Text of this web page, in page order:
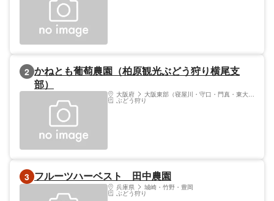
2 かねとも葡萄農園（柏原観光ぶどう狩り横尾支
部）
大阪府 大阪東部（寝屋川・守口・門真・東大阪）
ぶどう狩り
3 フルーツハーベスト 田中農園
兵庫県 城崎・竹野・豊岡
ぶどう狩り